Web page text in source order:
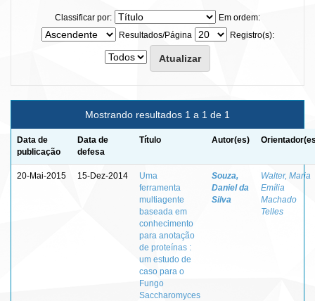
Classificar por:
Em ordem:
Resultados/Página
Registro(s):
Mostrando resultados 1 a 1 de 1
Data de
publicação
Data de
defesa
Título Autor(es)
20-Mai-2015 15-Dez-2014
Uma
ferramenta
multiagente
baseada em
conhecimento
para anotação
de proteínas :
um estudo de
caso para o
Fungo
Saccharomyces
Souza,
Daniel da
Silva
Walter, Maria
Emília
Machado
Telles